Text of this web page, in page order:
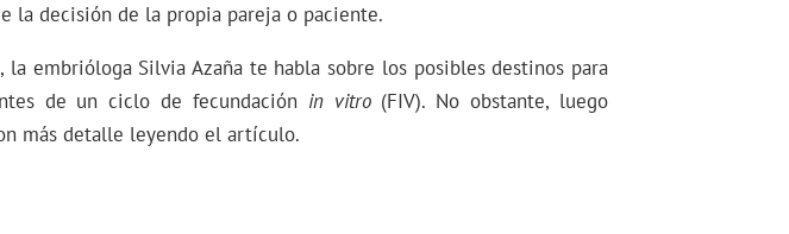
la decisión de la propia pareja o paciente.
embrióloga Silvia Azaña te habla sobre los posibles destinos para
de un ciclo de fecundación in vitro(FIV). No obstante, luego
más detalle leyendo el artículo.